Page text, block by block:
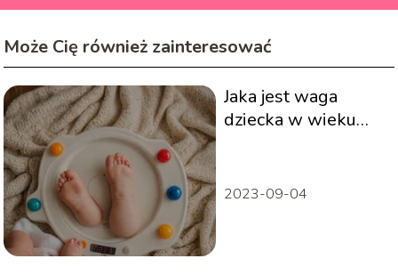
Może Cię również zainteresować
Jaka jest waga
dziecka w wieku
wskazówki dla
2023-09-04